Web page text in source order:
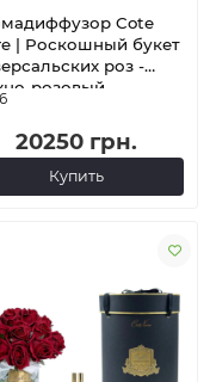
Cote
| Роскошный букет
роз -
розовый -
значок
20250 грн.
Купить